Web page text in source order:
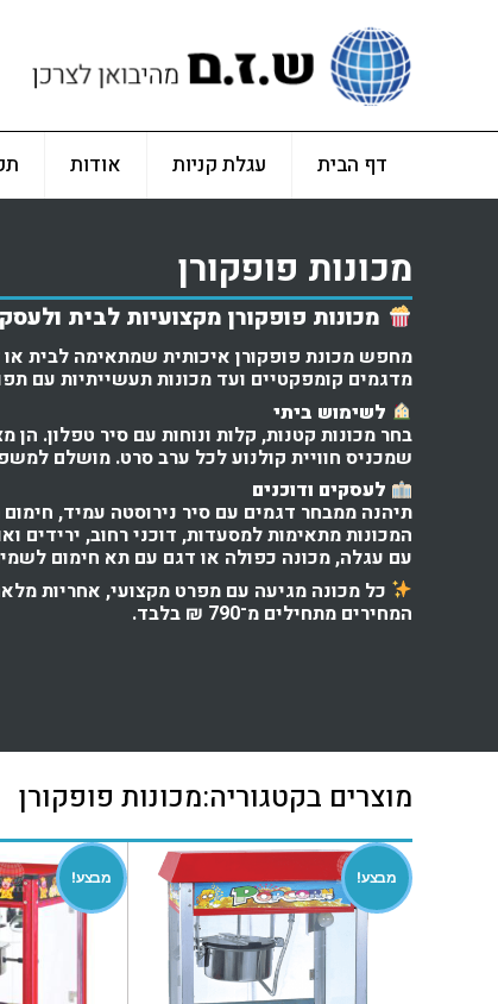
דף הבית עגלת קניות אודות
מכונות פופקורן
מכונות פופקורן מקצועיות לבית
מחפש מכונת פופקורן איכותית שמתאימה לבית
מדגמים קומפקטיים ועד מכונות תעשייתיות עם
לשימוש ביתי
בחר מכונות קטנות, קלות ונוחות עם סיר טפלון.
שמכניס חוויית קולנוע לכל ערב סרט. מושלם
לעסקים ודוכנים
תיהנה ממבחר דגמים עם סיר נירוסטה עמיד,
המכונות מתאימות למסעדות, דוכני רחוב, ירידים
עם עגלה, מכונה כפולה או דגם עם תא חימום
כל מכונה מגיעה עם מפרט מקצועי, אחריות
המחירים מתחילים מ־790 ₪ בלבד.
מוצרים בקטגוריה:מכונות פופקורן
מבצע! מבצע!